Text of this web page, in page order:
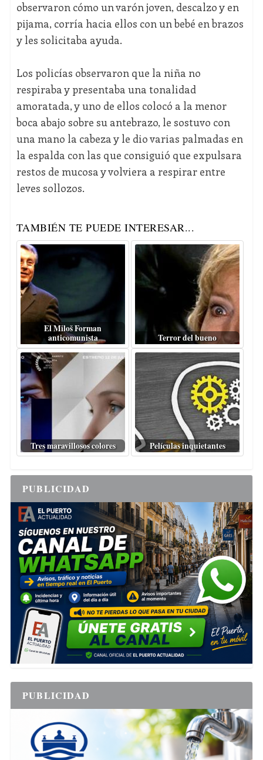
observaron cómo un varón joven, descalzo y en
pijama, corría hacia ellos con un bebé en brazos
y les solicitaba ayuda.
Los policías observaron que la niña no
respiraba y presentaba una tonalidad
amoratada, y uno de ellos colocó a la menor
boca abajo sobre su antebrazo, le sostuvo con
una mano la cabeza y le dio varias palmadas en
la espalda con las que consiguió que expulsara
restos de mucosa y volviera a respirar entre
leves sollozos.
TAMBIÉN TE PUEDE INTERESAR...
El Miloš Forman
anticomunista
Terror del bueno
Tres maravillosos colores Películas inquietantes
PUBLICIDAD
PUBLICIDAD